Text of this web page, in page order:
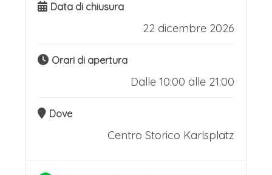
Data di chiusura
22 dicembre 2026
Orari di apertura
Dalle 10:00 alle 21:00
Dove
Centro Storico Karlsplatz